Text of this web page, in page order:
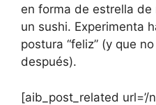
en forma de estrella
un sushi. Experimenta
postura “feliz” (y que
después).
[aib_post_related url=’/